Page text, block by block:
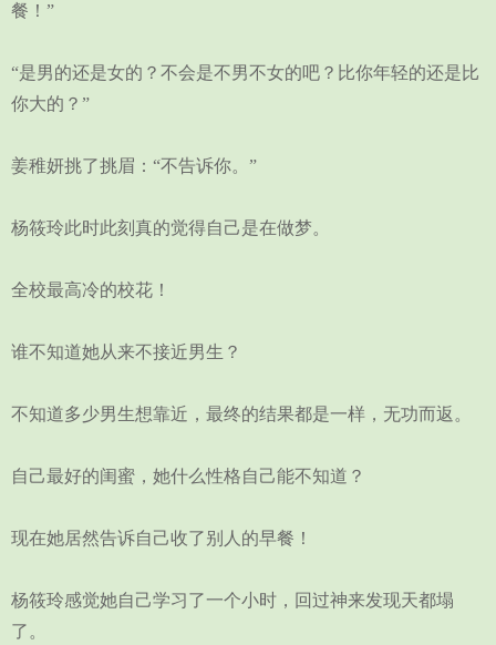
餐！”
“是男的还是女的？不会是不男不女的吧？比你年轻的还是比
你大的？”
姜稚妍挑了挑眉：“不告诉你。”
杨筱玲此时此刻真的觉得自己是在做梦。
全校最高冷的校花！
谁不知道她从来不接近男生？
不知道多少男生想靠近，最终的结果都是一样，无功而返。
自己最好的闺蜜，她什么性格自己能不知道？
现在她居然告诉自己收了别人的早餐！
杨筱玲感觉她自己学习了一个小时，回过神来发现天都塌
了。